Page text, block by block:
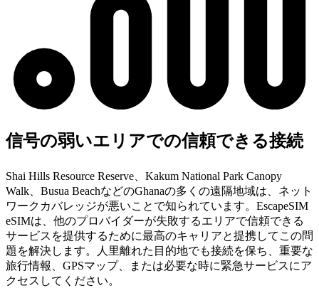
信号の弱いエリアでの信頼できる接続
Shai Hills Resource Reserve、Kakum National Park Canopy
Walk、Busua BeachなどのGhanaの多くの遠隔地域は、ネット
ワークカバレッジが悪いことで知られています。EscapeSIM
eSIMは、他のプロバイダーが失敗するエリアで信頼できる
サービスを提供するために最高のキャリアと提携してこの問
題を解決します。人里離れた目的地でも接続を保ち、重要な
旅行情報、GPSマップ、または必要な時に緊急サービスにア
クセスしてください。